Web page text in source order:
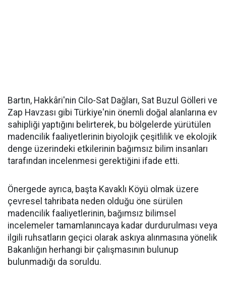
Bartın, Hakkâri'nin Cilo-Sat Dağları, Sat Buzul Gölleri ve
Zap Havzası gibi Türkiye'nin önemli doğal alanlarına ev
sahipliği yaptığını belirterek, bu bölgelerde yürütülen
madencilik faaliyetlerinin biyolojik çeşitlilik ve ekolojik
denge üzerindeki etkilerinin bağımsız bilim insanları
tarafından incelenmesi gerektiğini ifade etti.
Önergede ayrıca, başta Kavaklı Köyü olmak üzere
çevresel tahribata neden olduğu öne sürülen
madencilik faaliyetlerinin, bağımsız bilimsel
incelemeler tamamlanıncaya kadar durdurulması veya
ilgili ruhsatların geçici olarak askıya alınmasına yönelik
Bakanlığın herhangi bir çalışmasının bulunup
bulunmadığı da soruldu.